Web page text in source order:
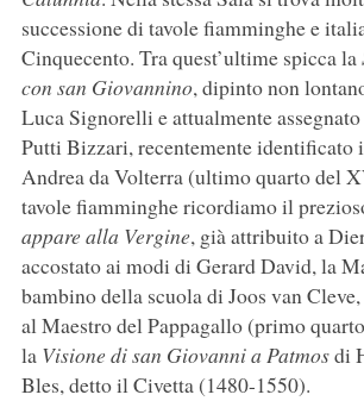
successione di tavole fiamminghe e
Cinquecento. Tra quest’ultime spicca la
con san Giovannino, dipinto non
Luca Signorelli e attualmente
Putti Bizzari, recentemente identificato
Andrea da Volterra (ultimo quarto del
tavole fiamminghe ricordiamo il
appare alla Vergine, già attribuito a
accostato ai modi di Gerard David, la
bambino della scuola di Joos van
al Maestro del Pappagallo (primo
la Visione di san Giovanni a Patmosdi
Bles, detto il Civetta (1480-1550).